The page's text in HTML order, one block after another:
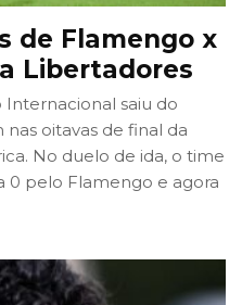
de Flamengo x
Libertadores
Internacional saiu do
oitavas de final da
No duelo de ida, o time
0 pelo Flamengo e agora